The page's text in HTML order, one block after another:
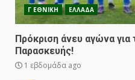
Γ ΕΘΝΙΚΗ ΕΛΛΑΔΑ
Πρόκριση άνευ αγώνα για
Παρασκευής!
1 εβδομάδα ago